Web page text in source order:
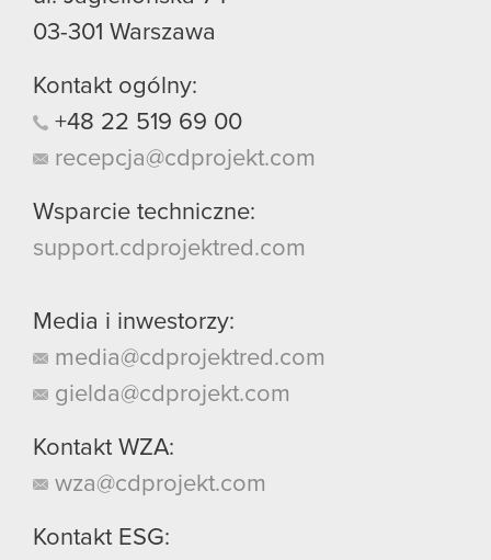
03-301 Warszawa
Kontakt ogólny:
+48 22 519 69 00
recepcja@cdprojekt.com
Wsparcie techniczne:
support.cdprojektred.com
Media i inwestorzy:
media@cdprojektred.com
gielda@cdprojekt.com
Kontakt WZA:
wza@cdprojekt.com
Kontakt ESG: